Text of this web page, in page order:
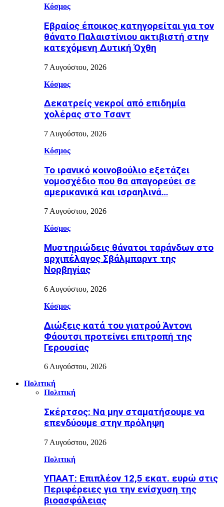
Κόσμος
Εβραίος έποικος κατηγορείται για τον
θάνατο Παλαιστίνιου ακτιβιστή στην
κατεχόμενη Δυτική Όχθη
7 Αυγούστου, 2026
Κόσμος
Δεκατρείς νεκροί από επιδημία
χολέρας στο Τσαντ
7 Αυγούστου, 2026
Κόσμος
Το ιρανικό κοινοβούλιο εξετάζει
νομοσχέδιο που θα απαγορεύει σε
αμερικανικά και ισραηλινά…
7 Αυγούστου, 2026
Κόσμος
Μυστηριώδεις θάνατοι ταράνδων στο
αρχιπέλαγος Σβάλμπαρντ της
Νορβηγίας
6 Αυγούστου, 2026
Κόσμος
Διώξεις κατά του γιατρού Άντονι
Φάουτσι προτείνει επιτροπή της
Γερουσίας
6 Αυγούστου, 2026
Πολιτική
Πολιτική
Σκέρτσος: Να μην σταματήσουμε να
επενδύουμε στην πρόληψη
7 Αυγούστου, 2026
Πολιτική
ΥΠΑΑΤ: Επιπλέον 12,5 εκατ. ευρώ στις
Περιφέρειες για την ενίσχυση της
βιοασφάλειας